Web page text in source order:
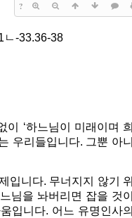
?
ㄴ-33.36-38
이 ‘하느님이 미래이며 희
우리들입니다. 그뿐 아니
입니다. 무너지지 않기 위
님을 놔버리면 잡을 것이
입니다. 어느 유명인사의